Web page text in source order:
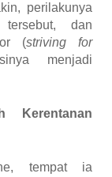
perilakunya
tersebut, dan
(striving for
menjadi
Kerentanan
tempat ia